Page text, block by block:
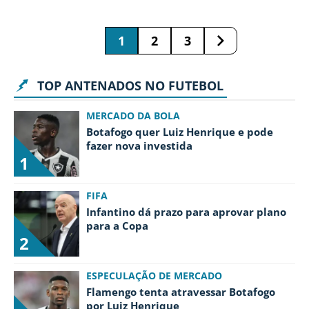
1 2 3
TOP ANTENADOS NO FUTEBOL
1
MERCADO DA BOLA
Botafogo quer Luiz Henrique e pode
fazer nova investida
2
FIFA
Infantino dá prazo para aprovar plano
para a Copa
ESPECULAÇÃO DE MERCADO
Flamengo tenta atravessar Botafogo
por Luiz Henrique